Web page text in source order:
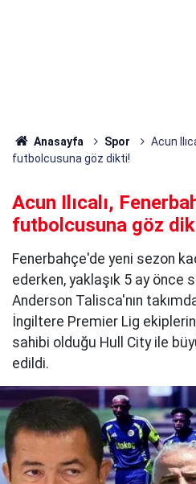
Anasayfa Spor
Acun
futbolcusuna göz dikti!
Acun Ilıcalı,
futbolcusuna göz
Fenerbahçe'de yeni sezon
ederken, yaklaşık 5 ay önce
Anderson Talisca'nın
İngiltere Premier Lig
sahibi olduğu Hull City ile
edildi.